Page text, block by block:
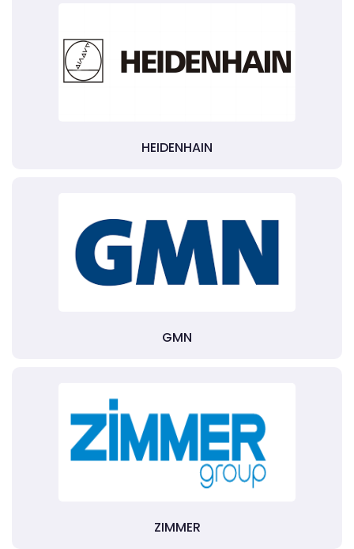
HEIDENHAIN
GMN
ZIMMER